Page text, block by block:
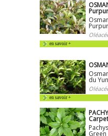
en savoir +
du
en savoir +
Carpet